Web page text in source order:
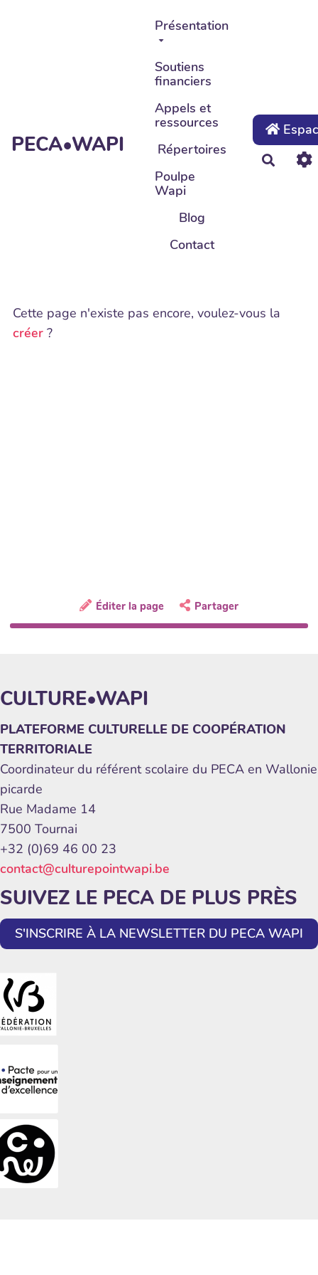
Aller au contenu principal
PECA•WAPI
Présentation
Soutiens
financiers
Appels et
ressources
Répertoires
Poulpe
Wapi
Blog
Contact
Cette page n'existe pas encore, voulez-vous la
créer ?
Éditer la page Partager
CULTURE•WAPI
PLATEFORME CULTURELLE DE COOPÉRATION
TERRITORIALE
Coordinateur du référent scolaire du PECA en Wallonie
picarde
Rue Madame 14
7500 Tournai
+32 (0)69 46 00 23
contact@culturepointwapi.be
SUIVEZ LE PECA DE PLUS PRÈS
S'INSCRIRE À LA NEWSLETTER DU PECA WAPI